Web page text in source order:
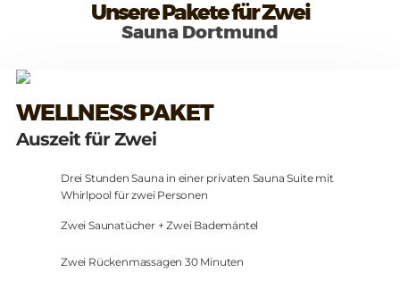
Unsere Pakete für Zwei
Sauna Dortmund
WELLNESS PAKET
Auszeit für Zwei
Drei Stunden Sauna in einer privaten Sauna Suite mit
Whirlpool für zwei Personen
Zwei Saunatücher + Zwei Bademäntel
Zwei Rückenmassagen 30 Minuten